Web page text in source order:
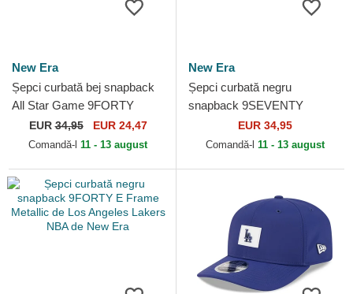
New Era
Șepci curbată bej snapback
All Star Game 9FORTY
Stretch Snap Fan Pack de
MLB de New Era
EUR34,95 EUR 24,47
Comandă-l 11 - 13 august
New Era
Șepci curbată negru
snapback 9SEVENTY
Stretch Snap Stated de
Boston Bruins NHL de New
EUR 34,95
Comandă-l 11 - 13 august